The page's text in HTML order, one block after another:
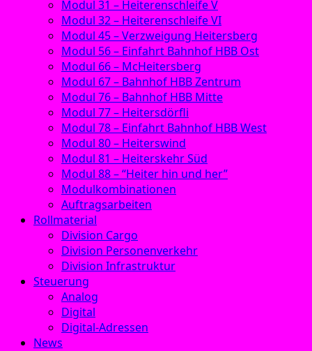
Modul 31 – Heiterenschleife V
Modul 32 – Heiterenschleife VI
Modul 45 – Verzweigung Heitersberg
Modul 56 – Einfahrt Bahnhof HBB Ost
Modul 66 – McHeitersberg
Modul 67 – Bahnhof HBB Zentrum
Modul 76 – Bahnhof HBB Mitte
Modul 77 – Heitersdörfli
Modul 78 – Einfahrt Bahnhof HBB West
Modul 80 – Heiterswind
Modul 81 – Heiterskehr Süd
Modul 88 – “Heiter hin und her”
Modulkombinationen
Auftragsarbeiten
Rollmaterial
Division Cargo
Division Personenverkehr
Division Infrastruktur
Steuerung
Analog
Digital
Digital-Adressen
News